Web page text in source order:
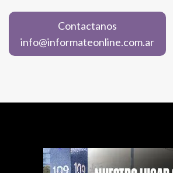
Contactanos
info@informateonline.com.ar